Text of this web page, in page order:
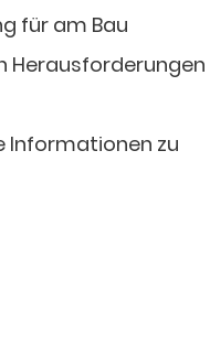
für am Bau
Herausforderungen
Informationen zu